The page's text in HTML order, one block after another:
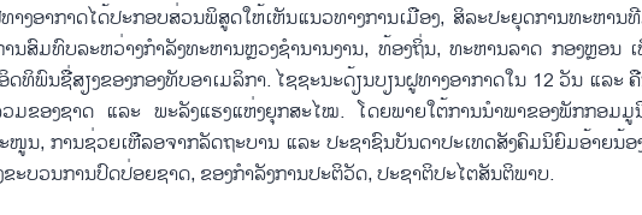
າງ​ອາກາດ​ໄດ້​ປະກອບສ່ວນ​ພິສູ​ດ​ໃຫ້​ເຫັນ​ແນວທາງ​ການ​ເມືອງ, ສິລະ​ປະຍຸດການ​ທະຫາ
ສົມທົບ​ລະ​ຫວ່າງ​ກຳລັງ​ທະຫານຫຼວງ​ຊຳ​ນານງານ, ທ້ອງ​ຖິ່ນ, ທະຫານ​ລາດ ກອງ​ຫຼອນ ​ເ
ທິພົນ​ຊື່​ສຽງ​ຂອງ​ກອງທັບ​ອາ​ເມ​ລິ​ກາ. ​ໄຊຊະນະ​ດ້ຽນບຽນ​ຝູທາງ​ອາກາດ​ໃນ 12 ວັນ ​ແລະ
ວມ​ຂອງ​ຊາດ​ ​ແລະ ພະລັງ​ແຮງ​ແຫ່ງ​ຍຸກ​ສະ​ໄໝ.​ ​ໂດຍ​ພາຍ​ໃຕ້​ການ​ນຳພາ​ຂອງ​ພັກ​ກອມ​
ນ, ການ​ຊ່ວຍ​ເຫືລ​ອຈາກ​ລັດຖະບານ ​ແລະ ປະຊາຊົນ​ບັນດາ​ປະ​ເທດ​ສັງຄົມ​ນິຍົມ​ອ້າຍ​ນ້
ບວນການ​ປົດ​ປ່ອຍ​ຊາດ, ຂອງ​ກຳລັງ​ການ​ປະຕິວັດ, ປະຊາ​ຕິ​ປະ​ໄຕ​ສັນຕິພາບ.